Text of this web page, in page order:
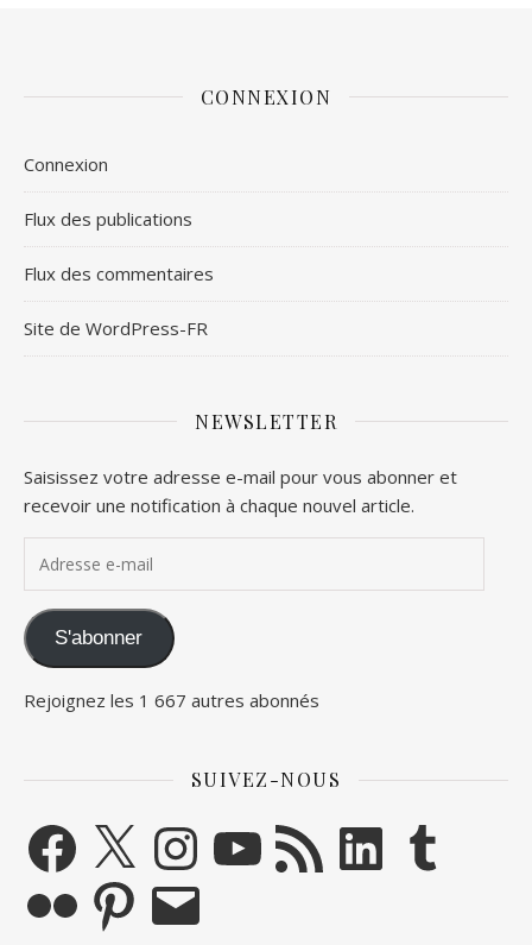
CONNEXION
Connexion
Flux des publications
Flux des commentaires
Site de WordPress-FR
NEWSLETTER
Saisissez votre adresse e-mail pour vous abonner et
recevoir une notification à chaque nouvel article.
S'abonner
Rejoignez les 1 667 autres abonnés
SUIVEZ-NOUS
Facebook
X InstagramYouTubeFlux RSSLinkedIn Tumblr
PinterestE-mail